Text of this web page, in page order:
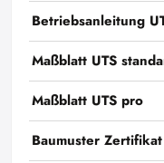
Betriebsanleitung
Maßblatt UTS
Maßblatt UTS pro
Baumuster Zertifikat